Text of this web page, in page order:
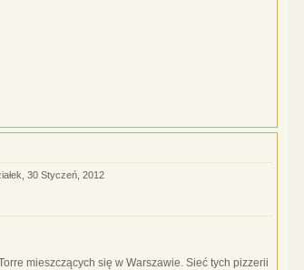
30 Styczeń, 2012
mieszczących się w Warszawie. Sieć tych pizzerii